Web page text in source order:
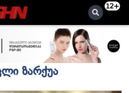
12+
ზარქუა